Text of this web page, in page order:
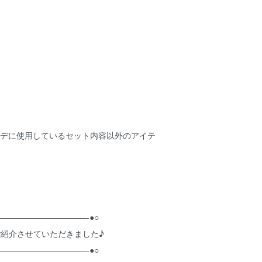
に使用しているセット内容以外のアイテ
●○
介させていただきました♪
●○